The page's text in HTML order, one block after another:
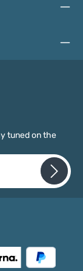
tuned on the
read our